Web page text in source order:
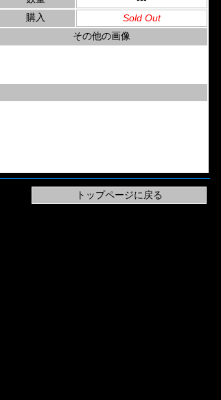
購入
Sold Out
その他の画像